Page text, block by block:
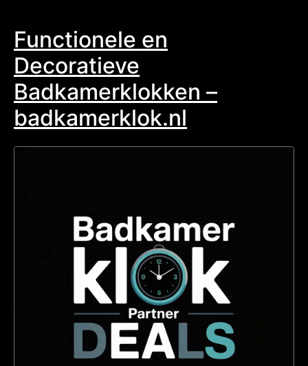
Functionele en
Decoratieve
Badkamerklokken –
badkamerklok.nl